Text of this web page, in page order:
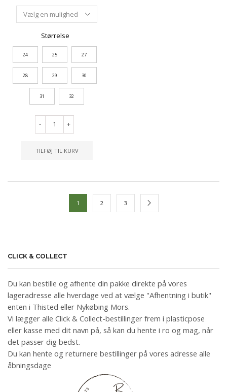
Størrelse
24 25 27
28 29 30
31 32
- +
TILFØJ TIL KURV
1 2 3
CLICK & COLLECT
Du kan bestille og afhente din pakke direkte på vores
lageradresse alle hverdage ved at vælge "Afhentning i butik"
enten i Thisted eller Nykøbing Mors.
Vi lægger alle Click & Collect-bestillinger frem i plasticpose
eller kasse med dit navn på, så kan du hente i ro og mag, når
det passer dig bedst.
Du kan hente og returnere bestillinger på vores adresse alle
åbningsdage